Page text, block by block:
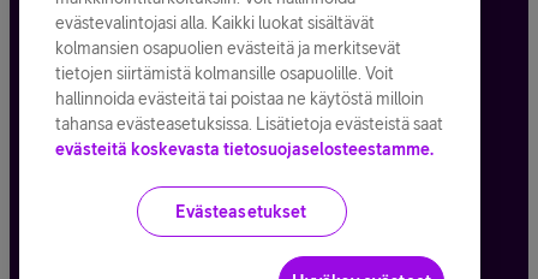
Evästeiden käyttö
Toimitusehdot ja palvelukuvaukset
Kaikki hinnat ALV25,5%
© Telia Company2026
evästevalintojasi alla. Kaikki luokat sisältävät
kolmansien osapuolien evästeitä ja merkitsevät
tietojen siirtämistä kolmansille osapuolille. Voit
hallinnoida evästeitä tai poistaa ne käytöstä milloin
tahansa evästeasetuksissa. Lisätietoja evästeistä saat
evästeitä koskevasta tietosuojaselosteestamme.
Evästeasetukset